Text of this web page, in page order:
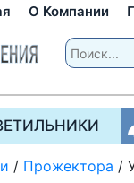
О Компании
/ Прожектора /